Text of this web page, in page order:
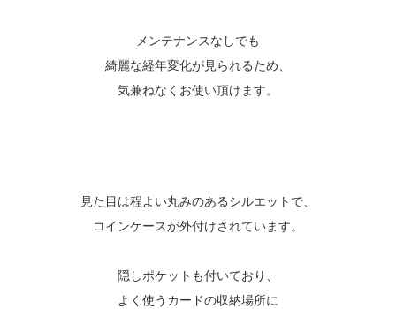
メンテナンスなしでも
綺麗な経年変化が見られるため、
気兼ねなくお使い頂けます。
見た目は程よい丸みのあるシルエットで、
コインケースが外付けされています。
隠しポケットも付いており、
よく使うカードの収納場所に